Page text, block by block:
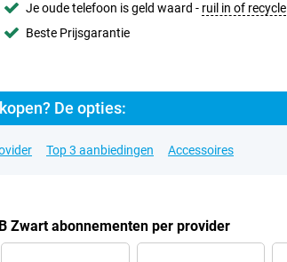
Je oude telefoon is geld waard - ruil in of recycle
Beste Prijsgarantie
De opties:
Top 3 aanbiedingen Accessoires
Zwart abonnementen per provider